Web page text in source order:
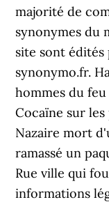
majorité de
synonymes du
site sont édités
synonymo.fr.
hommes du
Cocaïne sur
Nazaire mort
ramassé un
Rue ville qui
informations